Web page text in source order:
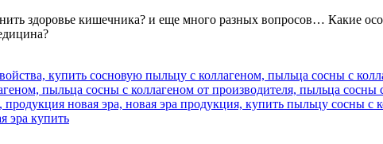
здоровье кишечника? и еще много разных вопросов… Какие